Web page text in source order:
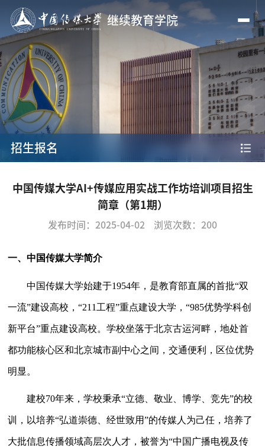
继续教育学院
招生报名
中国传媒大学AI+传媒应用实战工作坊培训项目招生
简章（第1期）
发布时间：2025-04-02 浏览次数： 200
一、中国传媒大学简介
中国传媒大学始建于1954年，是教育部直属的首批“双
一流”建设高校，“211 工程”重点建设大学，“985优势学科创
新平台”重点建设高校。学校坐落于北京古运河畔，地处首
都功能核心区和北京城市副中心之间，交通便利，区位优势
明显。
建校70年来，学校秉承“立德、敬业、博学、竞先”的校
训，以培养“弘道崇德、经世致用”的传媒人为己任，培养了
大批信息传播领域高层次人才，被誉为“中国广播电视及传